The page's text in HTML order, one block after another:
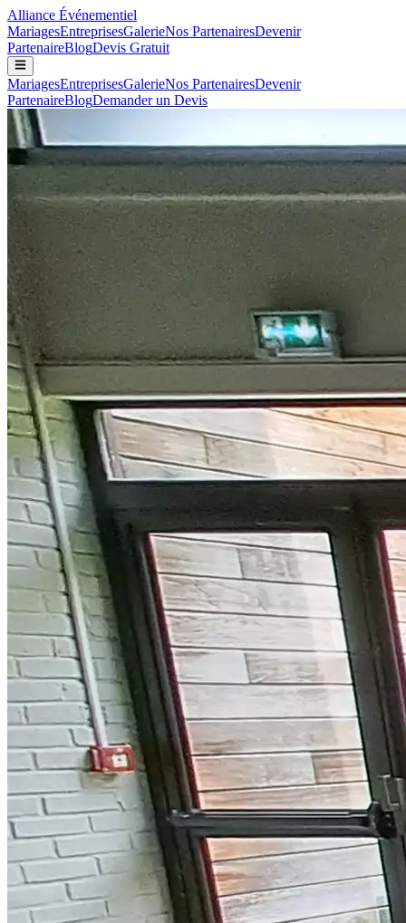
Alliance Événementiel
MariagesEntreprisesGalerieNos PartenairesDevenir
PartenaireBlogDevis Gratuit
MariagesEntreprisesGalerieNos PartenairesDevenir
PartenaireBlogDemander un Devis